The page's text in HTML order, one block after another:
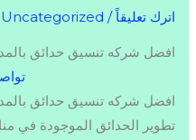
اترك تعليقاً /
Uncategorized
افضل شركه تنسيق حدائق
افضل شركه تنسيق حدائق
تطوير الحدائق الموجودة في